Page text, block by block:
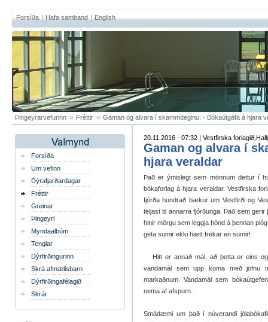
Forsíða Hafa samband English
Þingeyrarvefurinn > Fréttir > Gaman og alvara í skammdeginu: - Bókaútgáfa á hjara
Forsíða
Um vefinn
Dýrafjarðardagar
Fréttir
Greinar
Þingeyri
Myndaalbúm
Tenglar
Dýrfirðingurinn
Skrá afmælisbarn
Dýrfirðingafélagið
Skrár
20.11.2016 - 07:32 | Vestfirska
Gaman og alvara í
hjara veraldar
Það er ýmislegt sem mönnum dettur í
bókaforlag á hjara veraldar. Vestfirska
fjórða hundrað bækur um Vestfirði og
teljast til annarra fjórðunga. Það sem
hinir mörgu sem leggja hönd á þennan
geta sumir ekki hætt frekar en sumir!
Hitt er annað mál, að þetta er eins
vandamál sem upp koma með jöfnu
markaðnum. Vandamál sem
nema af afspurn.
Smádæmi um það í núverandi